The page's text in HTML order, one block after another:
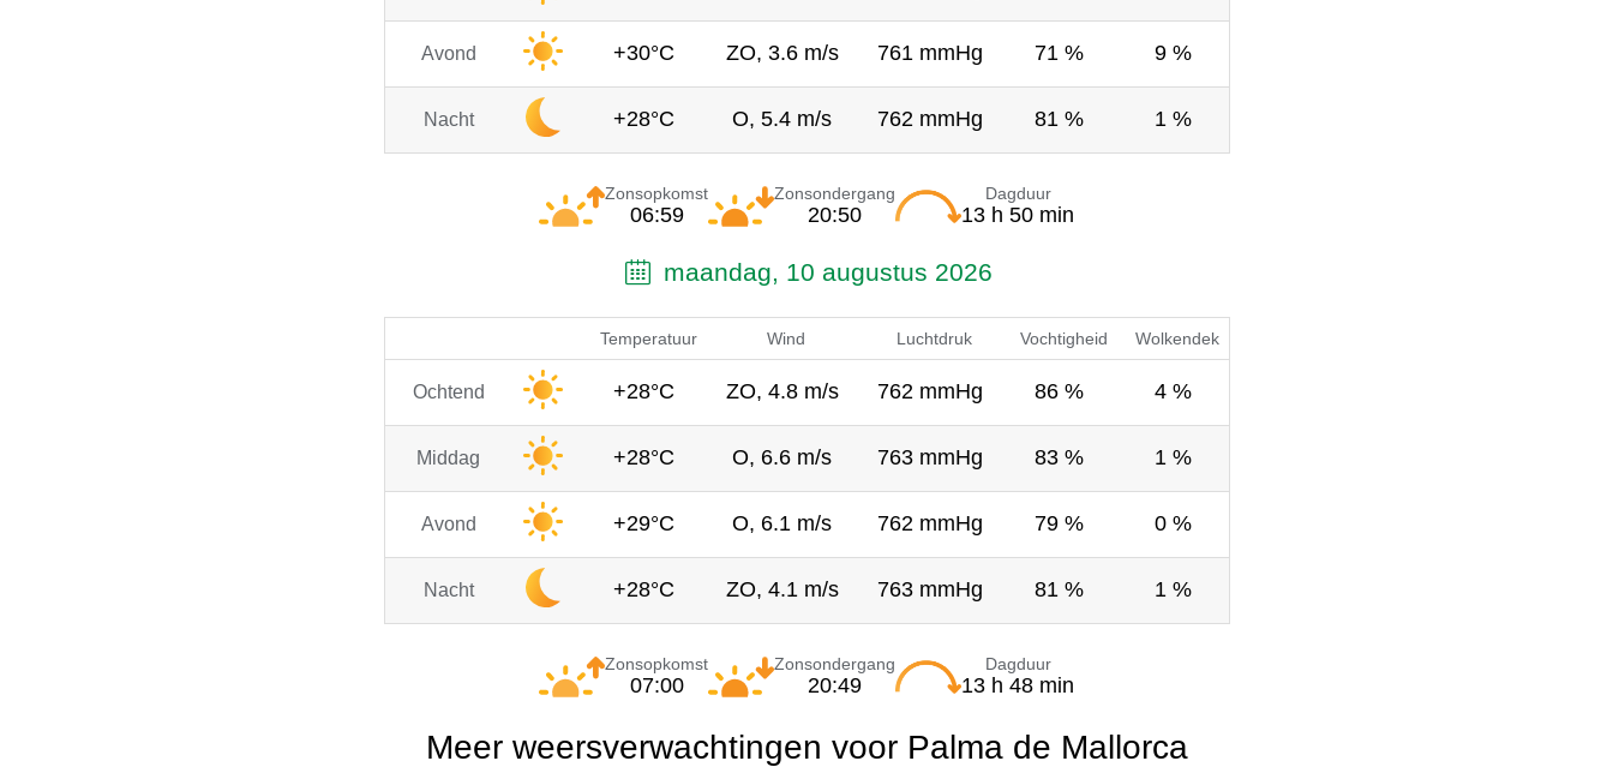
Avond +30°C ZO, 3.6 m/s 761 mmHg 71 % 9 %
Nacht +28°C O, 5.4 m/s 762 mmHg 81 % 1 %
Zonsopkomst
06:59
Zonsondergang
20:50
Dagduur
13 h 50 min
maandag, 10 augustus 2026
Temperatuur Wind Luchtdruk Vochtigheid Wolkendek
Ochtend +28°C ZO, 4.8 m/s 762 mmHg 86 % 4 %
Middag +28°C O, 6.6 m/s 763 mmHg 83 % 1 %
Avond +29°C O, 6.1 m/s 762 mmHg 79 % 0 %
Nacht +28°C ZO, 4.1 m/s 763 mmHg 81 % 1 %
Zonsopkomst
07:00
Zonsondergang
20:49
Dagduur
13 h 48 min
Meer weersverwachtingen voor Palma de Mallorca